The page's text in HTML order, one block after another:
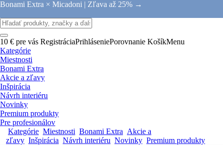
Bonami Extra × Micadoni | Zľava až 25% →
10 € pre vás RegistráciaPrihláseniePorovnanie KošíkMenu
Kategórie
Miestnosti
Bonami Extra
Akcie a zľavy
Inšpirácia
Návrh interiéru
Novinky
Premium produkty
Pre profesionálov
Kategórie Miestnosti Bonami Extra Akcie a
zľavy Inšpirácia Návrh interiéru Novinky Premium produkty